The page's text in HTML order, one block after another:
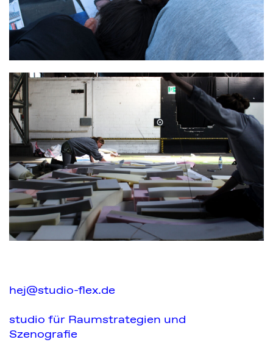
hej@studio-flex.de
studio für Raumstrategien und
Szenografie